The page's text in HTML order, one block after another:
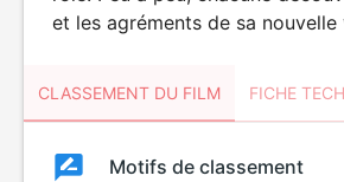
et les agréments de sa nouvelle
CLASSEMENT DU FILM FICHE
ClassementClassement
Motifs de classement